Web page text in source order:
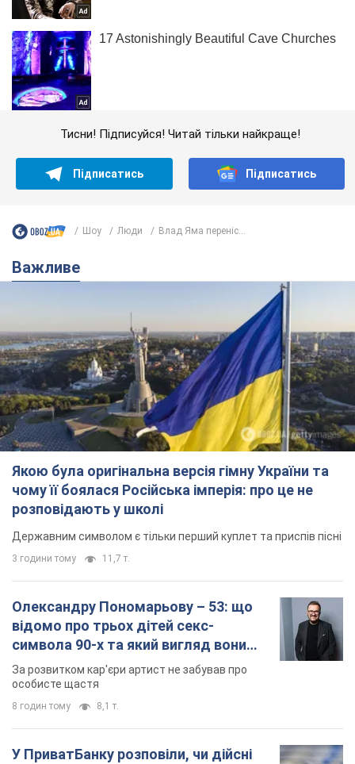
Тисни! Підписуйся! Читай тільки найкраще!
Підписатись Підписатись
Шоу Люди Влад Яма переніс...
Важливе
Якою була оригінальна версія гімну України та
чому її боялася Російська імперія: про це не
розповідають у школі
Державним символом є тільки перший куплет та приспів пісні
3 години тому 11,7 т.
Олександру Пономарьову – 53: що
відомо про трьох дітей секс-
символа 90-х та який вигляд вони
мають
За розвитком кар'єри артист не забував про
особисте щастя
8 годин тому 8,1 т.
У ПриватБанку розповіли, чи дійсні